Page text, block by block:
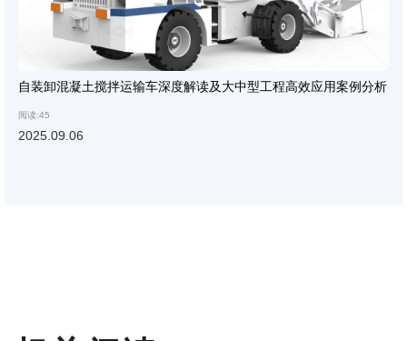
自装卸混凝土搅拌运输车深度解读及大中型工程高效应用案例分析
阅读:45
2025.09.06